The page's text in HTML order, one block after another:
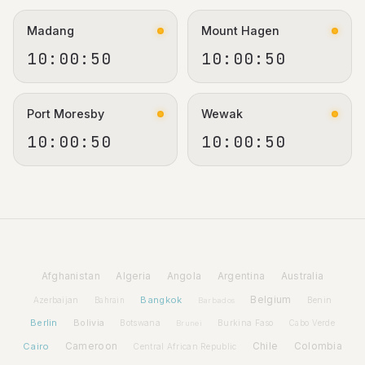
Madang
10:00:50
Mount Hagen
10:00:50
Port Moresby
10:00:50
Wewak
10:00:50
Afghanistan Algeria Angola Argentina Australia
Azerbaijan Bahrain Bangkok Barbados Belgium Benin
Berlin Bolivia Botswana Brunei Burkina Faso Cabo Verde
Cairo Cameroon Central African Republic Chile Colombia